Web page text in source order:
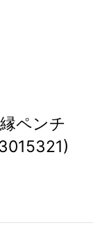
ペンチ